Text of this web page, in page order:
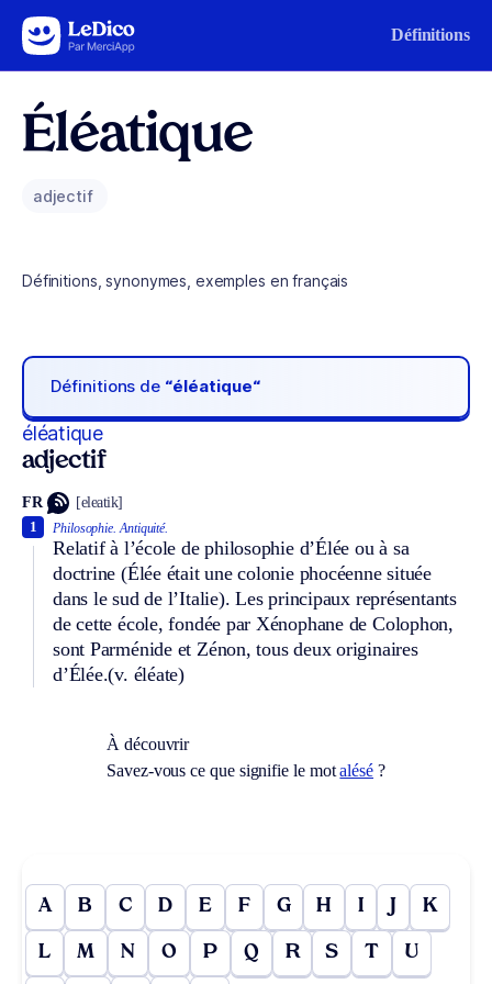
Aller au contenu Définitions
Éléatique
adjectif
Définitions, synonymes, exemples en français
Définitions de “éléatique“
éléatique
adjectif
FR [eleatik]
Philosophie. Antiquité.
Relatif à l’école de philosophie d’Élée ou à sa
doctrine (Élée était une colonie phocéenne située
dans le sud de l’Italie). Les principaux représentants
de cette école, fondée par Xénophane de Colophon,
sont Parménide et Zénon, tous deux originaires
d’Élée.(v. éléate)
1
À découvrir
Savez-vous ce que signifie le motalésé ?
A B C D E F G H I J K
L M N O P Q R S T U